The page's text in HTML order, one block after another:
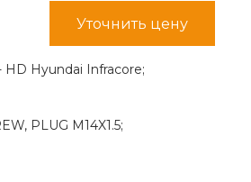
Уточнить цену
HD Hyundai Infracore;
PLUG M14X1.5;